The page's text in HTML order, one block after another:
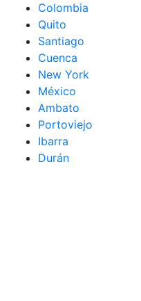
Colombia
Quito
Santiago
Cuenca
New York
México
Ambato
Portoviejo
Ibarra
Durán